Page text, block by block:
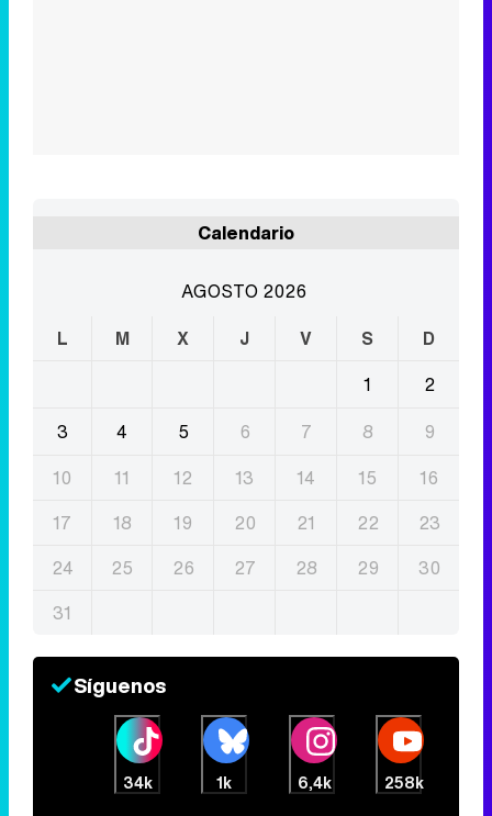
Calendario
AGOSTO 2026
L
M X J V S
D
1
2
3
4 5 6 7 8
9
10
11 12 13 14 15
16
17
18 19 20 21 22
23
24
25 26 27 28 29
30
31
Síguenos
34k 1k 6,4k 258k